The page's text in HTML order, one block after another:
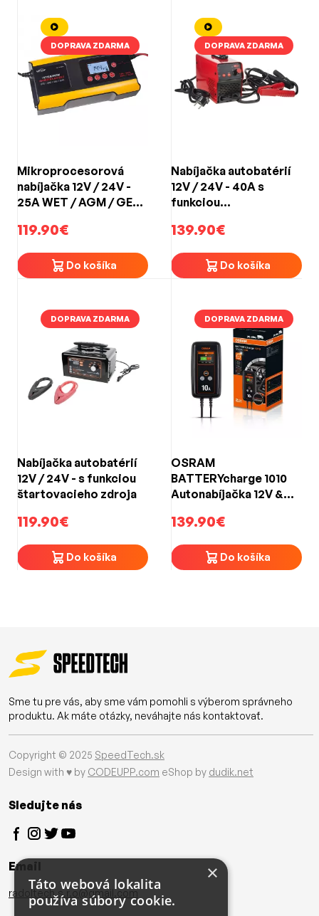
DOPRAVA ZDARMA
Mikroprocesorová
nabíjačka 12V / 24V -
25A WET / AGM / GEL /
LifePO4
119.90€
Do košíka
DOPRAVA ZDARMA
Nabíjačka autobatérií
12V / 24V - 40A s
funkciou
250Amp
139.90€
Do košíka
DOPRAVA ZDARMA
Nabíjačka autobatérií
12V / 24V - s funkciou
štartovacieho zdroja
119.90€
Do košíka
DOPRAVA ZDARMA
OSRAM
BATTERYcharge 1010
Autonabíjačka 12V &
139.90€
Do košíka
Sme tu pre vás, aby sme vám pomohli s výberom správneho
produktu. Ak máte otázky, neváhajte nás kontaktovať.
Copyright © 2025 SpeedTech.sk
Design with ♥ by CODEUPP.com eShop by dudik.net
Sledujte nás
Email
radoltech.s.r.o@gmail.com
×
Táto webová lokalita
používa súbory cookie.